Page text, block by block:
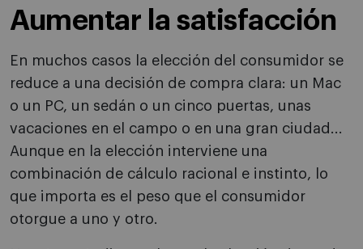
Aumentar la satisfacción
En muchos casos la elección del consumidor se
reduce a una decisión de compra clara: un Mac
o un PC, un sedán o un cinco puertas, unas
vacaciones en el campo o en una gran ciudad...
Aunque en la elección interviene una
combinación de cálculo racional e instinto, lo
que importa es el peso que el consumidor
otorgue a uno y otro.